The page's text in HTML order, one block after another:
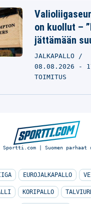
on kuollut –
jättämään
JALKAPALLO
08.08.2026 -
TOIMITUS
Sportti.com | Suomen
EUROJALKAPALLO
KORIPALLO